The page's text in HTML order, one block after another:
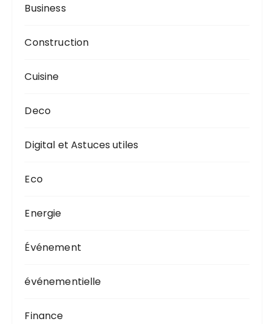
Business
Construction
Cuisine
Deco
Digital et Astuces utiles
Eco
Energie
Événement
événementielle
Finance